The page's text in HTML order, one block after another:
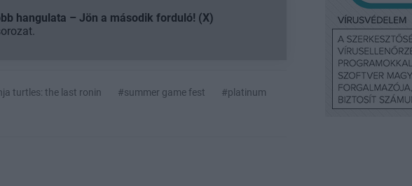
hangulata – Jön a második forduló! (X)
turtles: the last ronin #summer game fest
#platinum